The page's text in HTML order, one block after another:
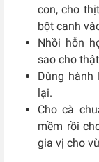
con, cho
bột canh
Nhồi hỗn
sao cho
Dùng hành
lại.
Cho cà
mềm rồi
gia vị cho